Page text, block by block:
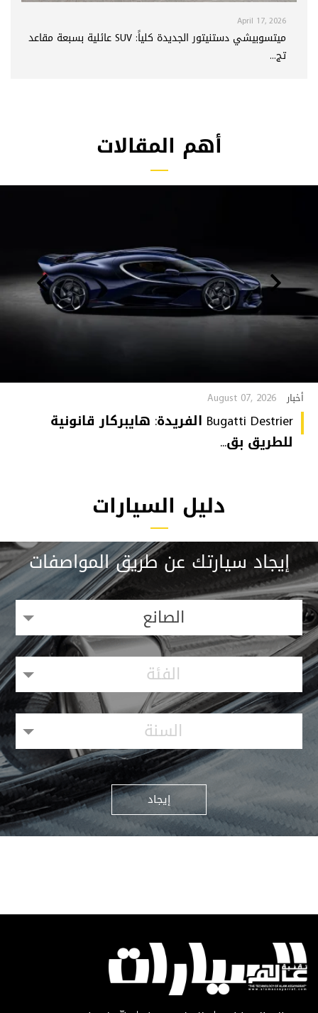
April 17, 2026
ميتسوبيشي دستنيتور الجديدة كلياً: SUV عائلية بسبعة مقاعد
تج...
أهم المقالات
أخبار August 07, 2026
Bugatti Destrier الفريدة: هايبركار قانونية
للطريق بق...
دليل السيارات
إيجاد سيارتك عن طريق المواصفات
الصانع
الفئة
السنة
إيجاد